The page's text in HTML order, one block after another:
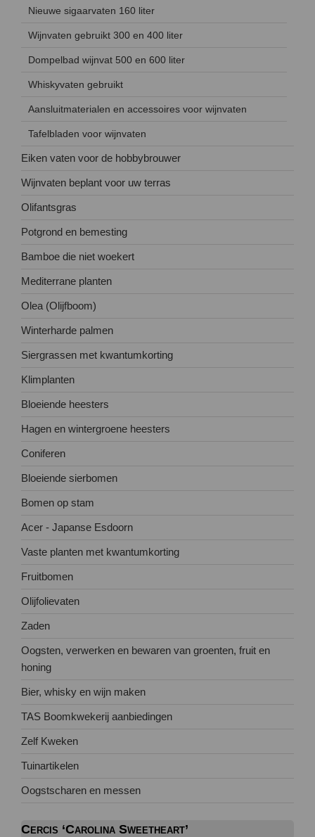
Nieuwe sigaarvaten 160 liter
Wijnvaten gebruikt 300 en 400 liter
Dompelbad wijnvat 500 en 600 liter
Whiskyvaten gebruikt
Aansluitmaterialen en accessoires voor wijnvaten
Tafelbladen voor wijnvaten
Eiken vaten voor de hobbybrouwer
Wijnvaten beplant voor uw terras
Olifantsgras
Potgrond en bemesting
Bamboe die niet woekert
Mediterrane planten
Olea (Olijfboom)
Winterharde palmen
Siergrassen met kwantumkorting
Klimplanten
Bloeiende heesters
Hagen en wintergroene heesters
Coniferen
Bloeiende sierbomen
Bomen op stam
Acer - Japanse Esdoorn
Vaste planten met kwantumkorting
Fruitbomen
Olijfolievaten
Zaden
Oogsten, verwerken en bewaren van groenten, fruit en
honing
Bier, whisky en wijn maken
TAS Boomkwekerij aanbiedingen
Zelf Kweken
Tuinartikelen
Oogstscharen en messen
Cercis ‘Carolina Sweetheart’